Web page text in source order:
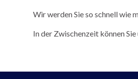
Wir werden Sie so schnell wie
In der Zwischenzeit können Sie